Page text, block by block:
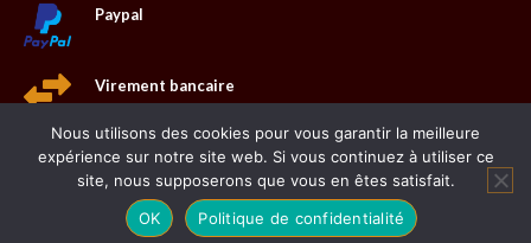
Paypal
Virement bancaire
2023 @Web Communication
Liens utiles
Nous utilisons des cookies pour vous garantir la meilleure
expérience sur notre site web. Si vous continuez à utiliser ce
site, nous supposerons que vous en êtes satisfait.
OK
Politique de confidentialité